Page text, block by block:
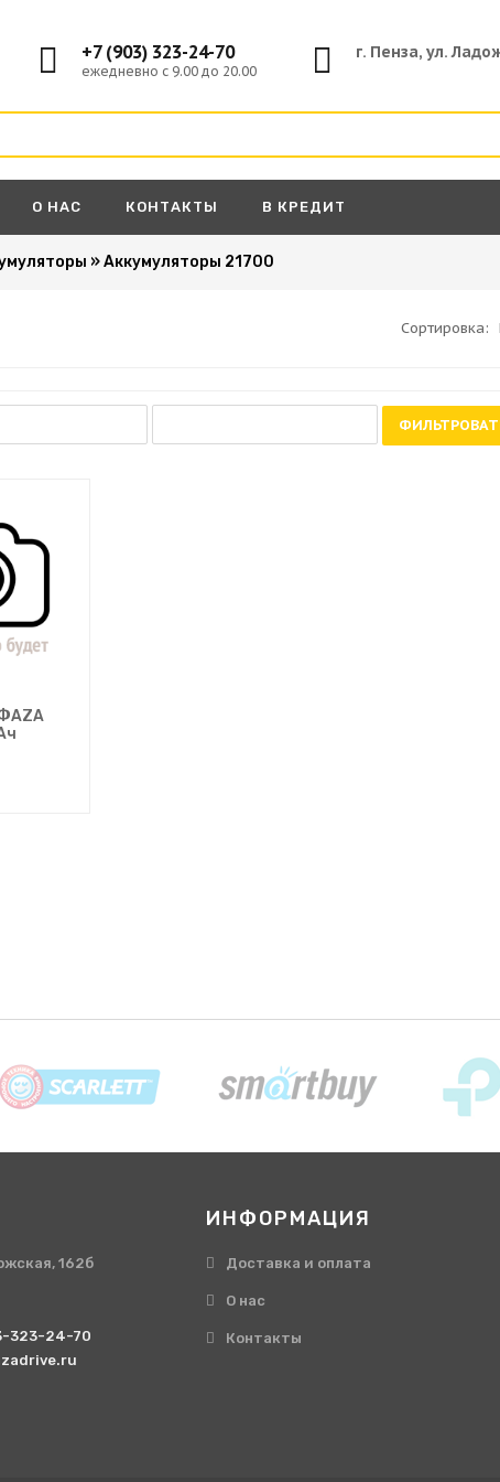
+7 (903) 323-24-70
ежедневно с 9.00 до 20.00
г. Пенза, ул.
О НАС КОНТАКТЫ В КРЕДИТ
»Аккумуляторы 21700
Сортировка:
162б
323-24-70
ИНФОРМАЦИЯ
Доставка и оплата
О нас
Контакты